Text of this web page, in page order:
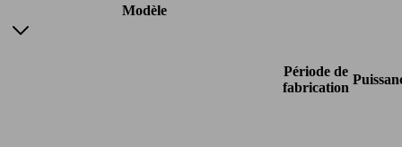
Modèle
Période de
fabrication